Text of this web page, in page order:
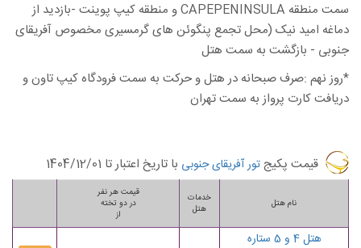
سمت منطقه CAPEPENINSULA و منطقه کیپ پوینت -بازدید از
دماغه امید نیک (محل تجمع پنگوئن های گرمسیری مخصوص آفریقای
جنوبی - بازگشت به سمت هتل
*روز نهم :صرف صبحانه در هتل و حرکت به سمت فرودگاه کیپ تاون و
دریافت کارت پرواز به سمت تهران
قیمت پکیجتور آفریقای جنوبی با تاریخ اعتبار تا 1404/12/01
نام هتل
خدمات
هتل
قیمت هر نفر
در دو تخته
از
هتل 4 و 5 ستاره